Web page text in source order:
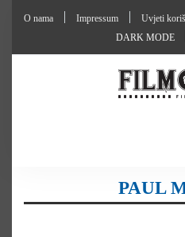
O nama Impressum Uvjeti
DARK MODE
PAUL